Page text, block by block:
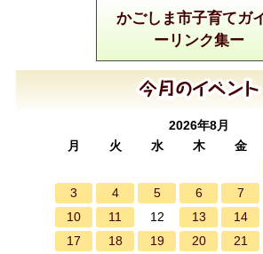
かごしま市子育てガ
ーリンク集ー
2026年8月
月
火 水 木 金
3
4 5 6 7
10
11 12 13 14
17
18 19 20 21